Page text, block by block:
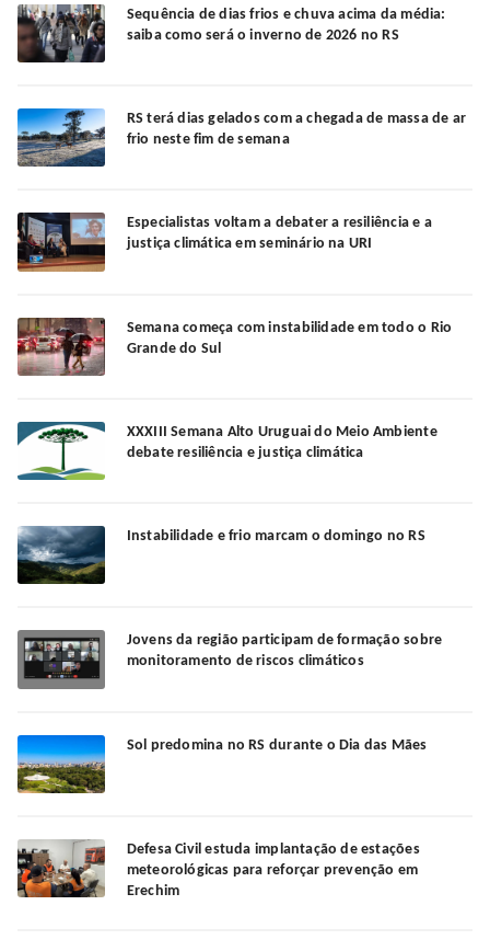
Sequência de dias frios e chuva acima da média:
saiba como será o inverno de 2026 no RS
RS terá dias gelados com a chegada de massa de ar
frio neste fim de semana
Especialistas voltam a debater a resiliência e a
justiça climática em seminário na URI
Semana começa com instabilidade em todo o Rio
Grande do Sul
XXXIII Semana Alto Uruguai do Meio Ambiente
debate resiliência e justiça climática
Instabilidade e frio marcam o domingo no RS
Jovens da região participam de formação sobre
monitoramento de riscos climáticos
Sol predomina no RS durante o Dia das Mães
Defesa Civil estuda implantação de estações
meteorológicas para reforçar prevenção em
Erechim